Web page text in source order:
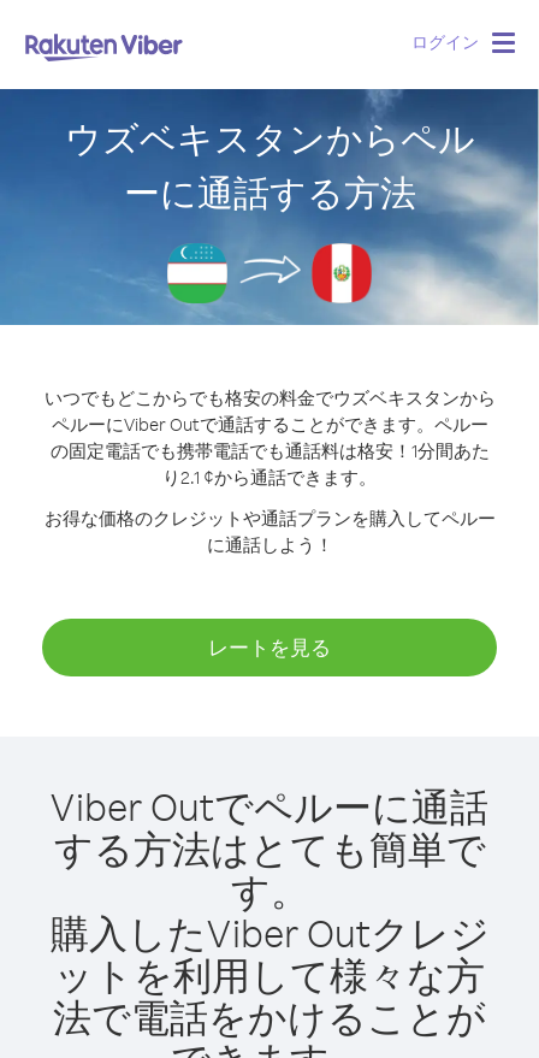
ログイン
ウズベキスタンからペル
ーに通話する方法
いつでもどこからでも格安の料金でウズベキスタンから
ペルーにViber Outで通話することができます。 ペルー
の固定電話でも携帯電話でも通話料は格安！1分間あた
り2.1 ¢から通話できます。
お得な価格のクレジットや通話プランを購入してペルー
に通話しよう！
レートを見る
Viber Outでペルーに通話
する方法はとても簡単で
す。
購入したViber Outクレジ
ットを利用して様々な方
法で電話をかけることが